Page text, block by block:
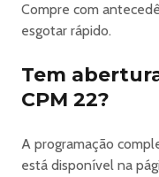
Compre com
esgotar rápido.
Tem
CPM 22?
A programação
está disponível na